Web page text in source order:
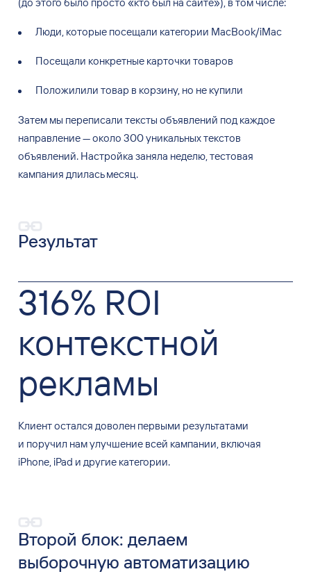
Люди, которые посещали категории MacBook/iMac
Посещали конкретные карточки товаров
Положилили товар в корзину, но не купили
Затем мы переписали тексты объявлений под каждое
направление—около 300 уникальных текстов
объявлений. Настройка заняла неделю, тестовая
кампания длилась месяц.
Результат
316% ROI
контекстной
рекламы
Клиент остался доволен первыми результатами
и поручил нам улучшение всей кампании, включая
iPhone, iPad и другие категории.
Второй блок: делаем
выборочную автоматизацию